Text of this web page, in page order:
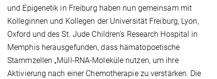
und Epigenetik in Freiburg haben nun gemeinsam mit
Kolleginnen und Kollegen der Universität Freiburg, Lyon,
Oxford und des St. Jude Children’s Research Hospital in
Memphis herausgefunden, dass hämatopoetische
Stammzellen „Müll-RNA-Moleküle nutzen, um ihre
Aktivierung nach einer Chemotherapie zu verstärken. Die